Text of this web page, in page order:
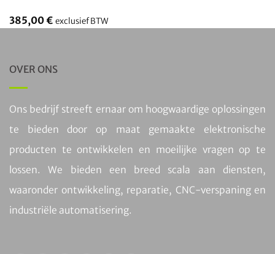
385,00€ exclusief BTW
OVER ONS
Ons bedrijf streeft ernaar om hoogwaardige oplossingen
te bieden door op maat gemaakte elektronische
producten te ontwikkelen en moeilijke vragen op te
lossen. We bieden een breed scala aan diensten,
waaronder ontwikkeling, reparatie, CNC-verspaning en
industriële automatisering.